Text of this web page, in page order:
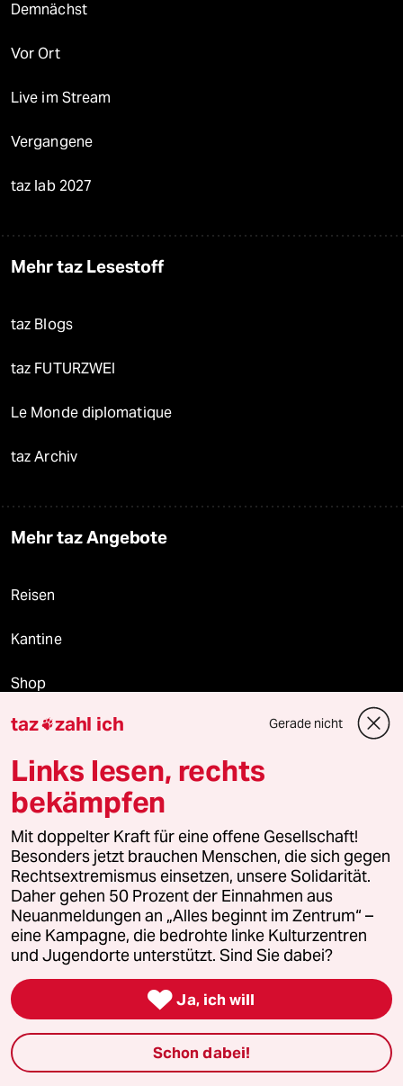
Demnächst
Vor Ort
Live im Stream
Vergangene
taz lab 2027
Mehr taz Lesestoff
taz Blogs
taz FUTURZWEI
Le Monde diplomatique
taz Archiv
Mehr taz Angebote
Reisen
Kantine
Shop
Anzeigen
Fragen & Hilfe
Feedback
Aboservice
ePaper Login
Downloads für Abonnierende
© 2026 taz Verlags und Vertriebs GmbH
taz zahl ich Gerade nicht
Links lesen, rechts
bekämpfen
Mit doppelter Kraft für eine offene Gesellschaft!
Besonders jetzt brauchen Menschen, die sich gegen
Rechtsextremismus einsetzen, unsere Solidarität.
Daher gehen 50 Prozent der Einnahmen aus
Neuanmeldungen an „Alles beginnt im Zentrum“ –
eine Kampagne, die bedrohte linke Kulturzentren
und Jugendorte unterstützt. Sind Sie dabei?
 Ja, ich will
Schon dabei!